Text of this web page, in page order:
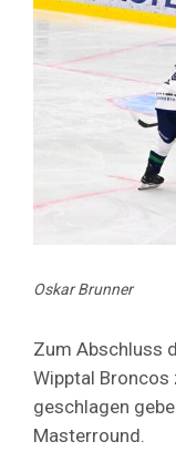
Oskar Brunner
Zum Abschluss
Wipptal Broncos
geschlagen
Masterround.